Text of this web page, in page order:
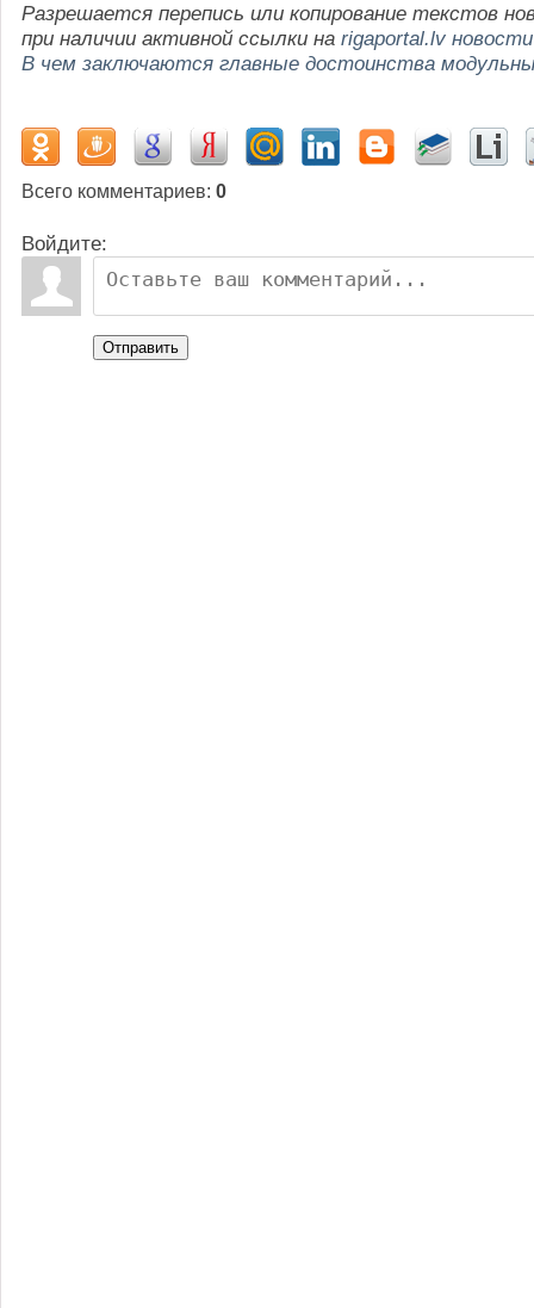
Разрешается перепись или копирование текстов
при наличии активной ссылки на rigaportal.lv новости
В чем заключаются главные достоинства
Всего комментариев: 0
Войдите:
Отправить